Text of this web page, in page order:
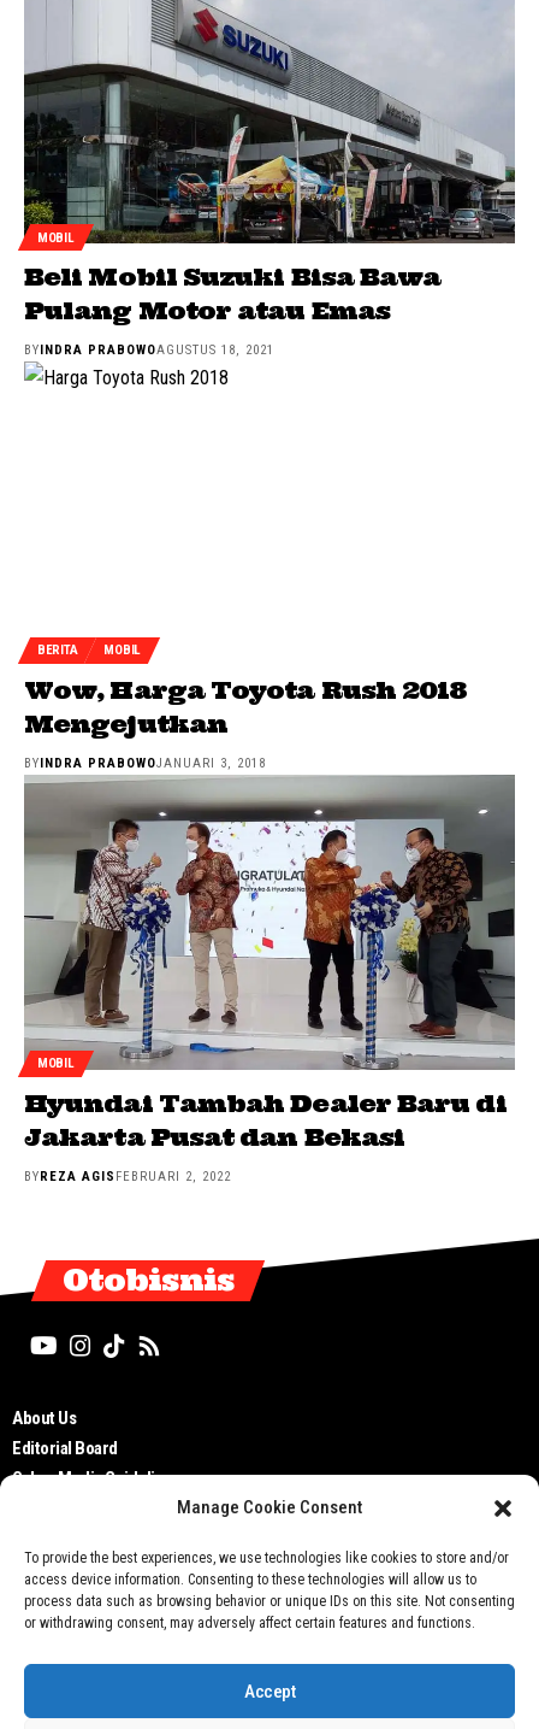
Manage Cookie Consent
To provide the best experiences, we use technologies like cookies to store and/or
access device information. Consenting to these technologies will allow us to
process data such as browsing behavior or unique IDs on this site. Not consenting
or withdrawing consent, may adversely affect certain features and functions.
Accept
MOBIL
Beli Mobil Suzuki Bisa Bawa
Pulang Motor atau Emas
BY INDRA PRABOWOAGUSTUS 18, 2021
BERITA MOBIL
Wow, Harga Toyota Rush 2018
Mengejutkan
BYINDRA PRABOWOJANUARI 3, 2018
MOBIL
Hyundai Tambah Dealer Baru di
Jakarta Pusat dan Bekasi
BYREZA AGIS FEBRUARI 2, 2022
Otobisnis
About Us
Editorial Board
Cyber Media Guidelines
Privacy Policy
Contact Us